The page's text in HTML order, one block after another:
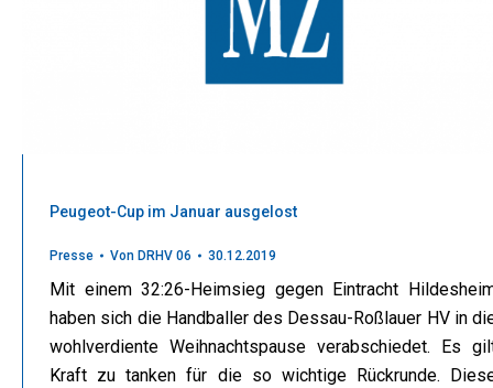
Peugeot-Cup im Januar ausgelost
Presse Von DRHV 06 30.12.2019
Mit einem 32:26-Heimsieg gegen Eintracht
haben sich die Handballer des Dessau-Roßlauer HV in
wohlverdiente Weihnachtspause verabschiedet. Es
Kraft zu tanken für die so wichtige Rückrunde.